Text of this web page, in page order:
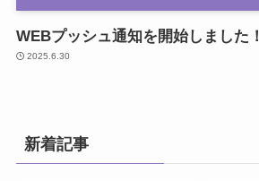
WEBプッシュ通知を開始しました！
2025.6.30
新着記事